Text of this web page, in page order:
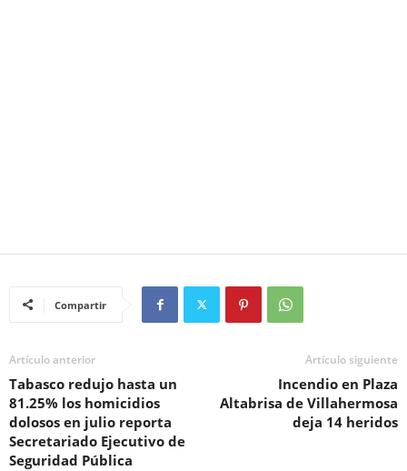
Compartir
Artículo anterior
Tabasco redujo hasta un
81.25% los homicidios
dolosos en julio reporta
Secretariado Ejecutivo de
Seguridad Pública
Artículo siguiente
Incendio en Plaza
Altabrisa de Villahermosa
deja 14 heridos